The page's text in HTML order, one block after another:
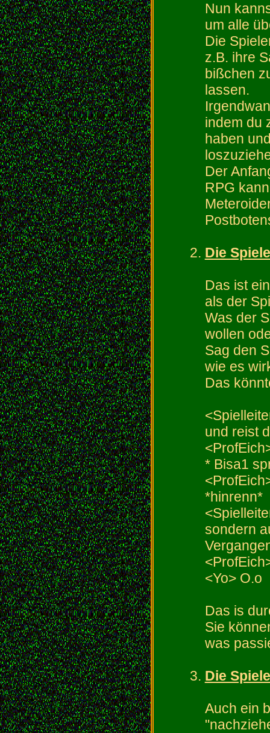
Nun
um alle
Die
z.B. ihre
bißchen
lassen.
indem du
haben
Der
RPG
Die
Das ist
als der
Was der
wollen
Sag den
wie es
Das
und reist
* Bisa1
*hinrenn*
sondern
<Yo> O.o
Das is
Sie
was
Die
Auch ein